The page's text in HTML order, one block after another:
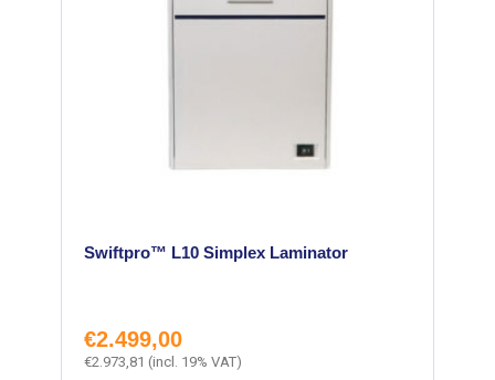
Swiftpro™ L10 Simplex Laminator
€2.499,00
€2.973,81 (incl. 19% VAT)